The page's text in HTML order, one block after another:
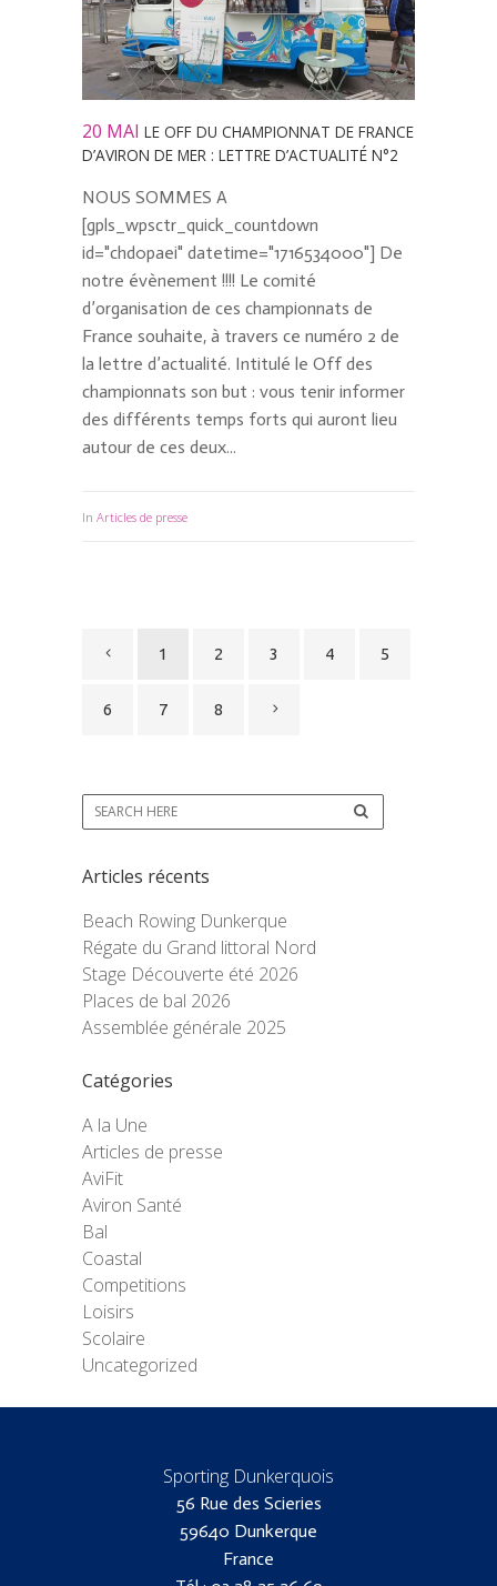
20 MAI LE OFF DU CHAMPIONNAT DE FRANCE
D’AVIRON DE MER : LETTRE D’ACTUALITÉ N°2
NOUS SOMMES A
[gpls_wpsctr_quick_countdown
id="chd0paei" datetime="1716534000"] De
notre évènement !!!! Le comité
d’organisation de ces championnats de
France souhaite, à travers ce numéro 2 de
la lettre d’actualité. Intitulé le Off des
championnats son but : vous tenir informer
des différents temps forts qui auront lieu
autour de ces deux...
In Articles de presse
1 2 3 4 5
6 7 8
Articles récents
Beach Rowing Dunkerque
Régate du Grand littoral Nord
Stage Découverte été 2026
Places de bal 2026
Assemblée générale 2025
Catégories
A la Une
Articles de presse
AviFit
Aviron Santé
Bal
Coastal
Competitions
Loisirs
Scolaire
Uncategorized
Sporting Dunkerquois
56 Rue des Scieries
59640 Dunkerque
France